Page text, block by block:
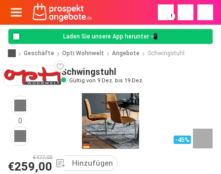
!
Laden Sie unsere App herunter 📲
Geschäfte Opti Wohnwelt Angebote Schwingstuhl
Schwingstuhl
Gültig von 9 Dez. bis 19 Dez.
0
-45%
€477,00
€259,00
Hinzufügen